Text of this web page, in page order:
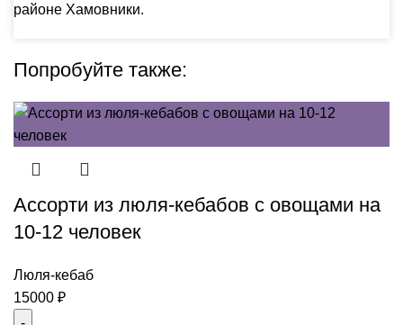
районе Хамовники.
Попробуйте также:
Ассорти из люля-кебабов с овощами на
10-12 человек
Люля-кебаб
15000 ₽